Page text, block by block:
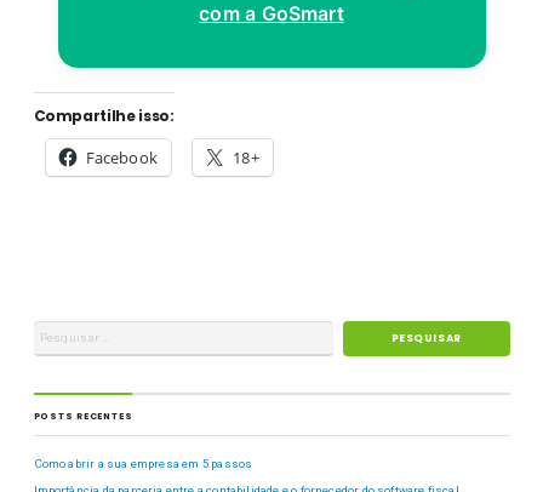
com a GoSmart
Compartilhe isso:
Facebook 18+
POSTS RECENTES
Como abrir a sua empresa em 5 passos